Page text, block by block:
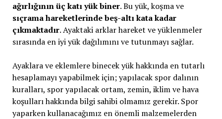
ağırlığının üç katı yük biner. Bu yük, koşma ve
sıçrama hareketlerinde beş-altı kata kadar
çıkmaktadır. Ayaktaki arklar hareket ve yüklenmeler
sırasında en iyi yük dağılımını ve tutunmayı sağlar.
Ayaklara ve eklemlere binecek yük hakkında en tutarlı
hesaplamayı yapabilmek için; yapılacak spor dalının
kuralları, spor yapılacak ortam, zemin, iklim ve hava
koşulları hakkında bilgi sahibi olmamız gerekir. Spor
yaparken kullanacağımız en önemli malzemelerden